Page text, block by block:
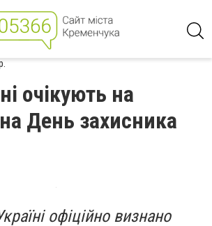
очікують на
День захисника
офіційно визнано